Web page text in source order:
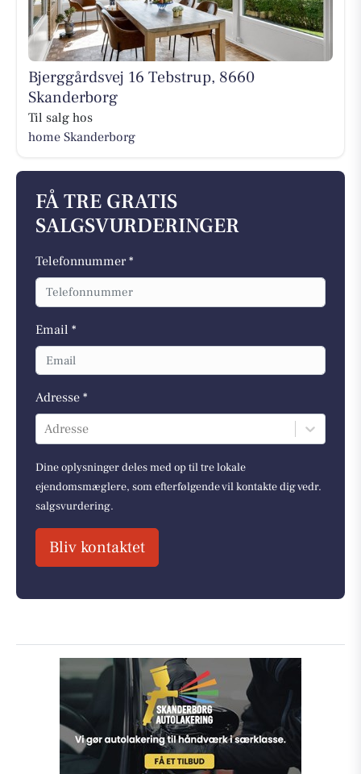
Bjerggårdsvej 16 Tebstrup, 8660
Skanderborg
Til salg hos
home Skanderborg
FÅ TRE GRATIS
SALGSVURDERINGER
Telefonnummer *
Email *
Adresse *
Adresse
Dine oplysninger deles med op til tre lokale
ejendomsmæglere, som efterfølgende vil kontakte dig vedr.
salgsvurdering.
Bliv kontaktet